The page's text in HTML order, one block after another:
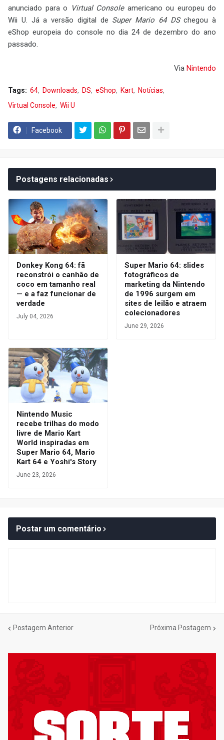
anunciado para o
Virtual Consoleamericano ou europeu do
Wii U. Já a versão digital de Super Mario 64 DSchegou à
eShop europeia do console no dia 24 de dezembro do ano
passado.
Via Nintendo
Tags: 64 Downloads DS eShop Kart
Notícias
Virtual Console
Wii U
Facebook
Postagens relacionadas
Donkey Kong 64: fã
reconstrói o canhão de
coco em tamanho real
— e a faz funcionar de
verdade
July 04, 2026
Super Mario 64: slides
fotográficos de
marketing da Nintendo
de 1996 surgem em
sites de leilão e atraem
colecionadores
June 29, 2026
Nintendo Music
recebe trilhas do modo
livre de Mario Kart
World inspiradas em
Super Mario 64, Mario
Kart 64 e Yoshi's Story
June 23, 2026
Postar um comentário
Postagem Anterior Próxima Postagem